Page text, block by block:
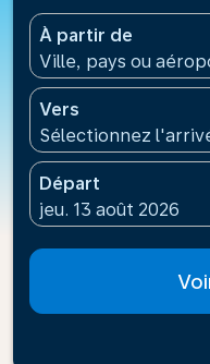
À partir de
Ville, pays ou
Vers
Sélectionnez
Départ
fc-booking-
jeu. 13 août 2026